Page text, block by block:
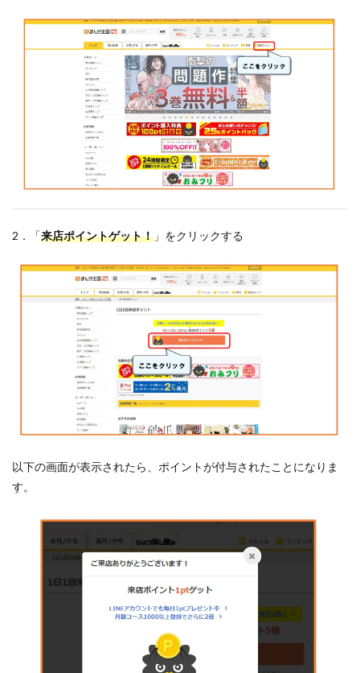
2．「来店ポイントゲット！ 」をクリックする
以下の画面が表示されたら、ポイントが付与されたことになりま
す。